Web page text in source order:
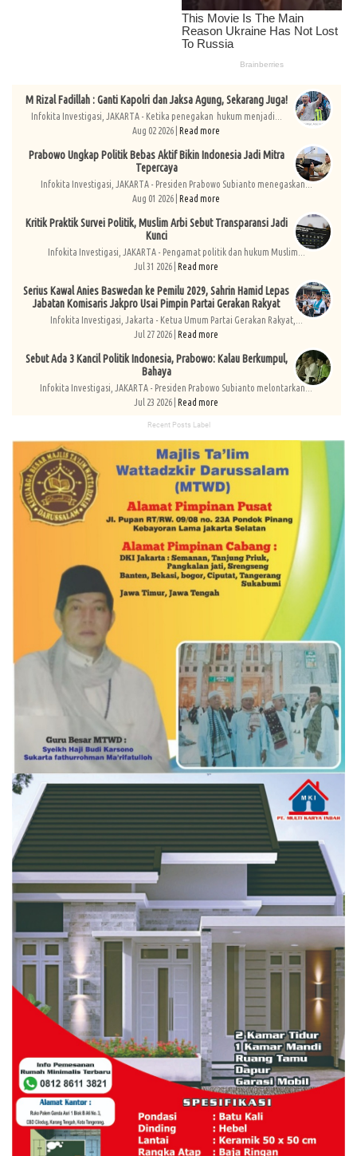
M Rizal Fadillah : Ganti Kapolri dan Jaksa Agung, Sekarang Juga!
Infokita Investigasi, JAKARTA - Ketika penegakan hukum menjadi...
Aug 02 2026 | Read more
Prabowo Ungkap Politik Bebas Aktif Bikin Indonesia Jadi Mitra
Tepercaya
Infokita Investigasi, JAKARTA - Presiden Prabowo Subianto menegaskan...
Aug 01 2026 | Read more
Kritik Praktik Survei Politik, Muslim Arbi Sebut Transparansi Jadi
Kunci
Infokita Investigasi, JAKARTA - Pengamat politik dan hukum Muslim...
Jul 31 2026 | Read more
Serius Kawal Anies Baswedan ke Pemilu 2029, Sahrin Hamid Lepas
Jabatan Komisaris Jakpro Usai Pimpin Partai Gerakan Rakyat
Infokita Investigasi, Jakarta - Ketua Umum Partai Gerakan Rakyat,...
Jul 27 2026 | Read more
Sebut Ada 3 Kancil Politik Indonesia, Prabowo: Kalau Berkumpul,
Bahaya
Infokita Investigasi, JAKARTA - Presiden Prabowo Subianto melontarkan...
Jul 23 2026 | Read more
Recent Posts Label